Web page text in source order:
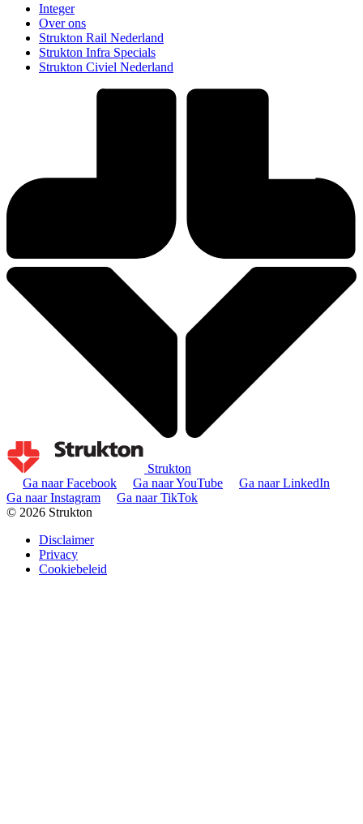
Integer
Over ons
Strukton Rail Nederland
Strukton Infra Specials
Strukton Civiel Nederland
Strukton
Ga naar Facebook
Ga naar YouTube
Ga naar LinkedIn
Ga naar Instagram
Ga naar TikTok
© 2026 Strukton
Disclaimer
Privacy
Cookiebeleid